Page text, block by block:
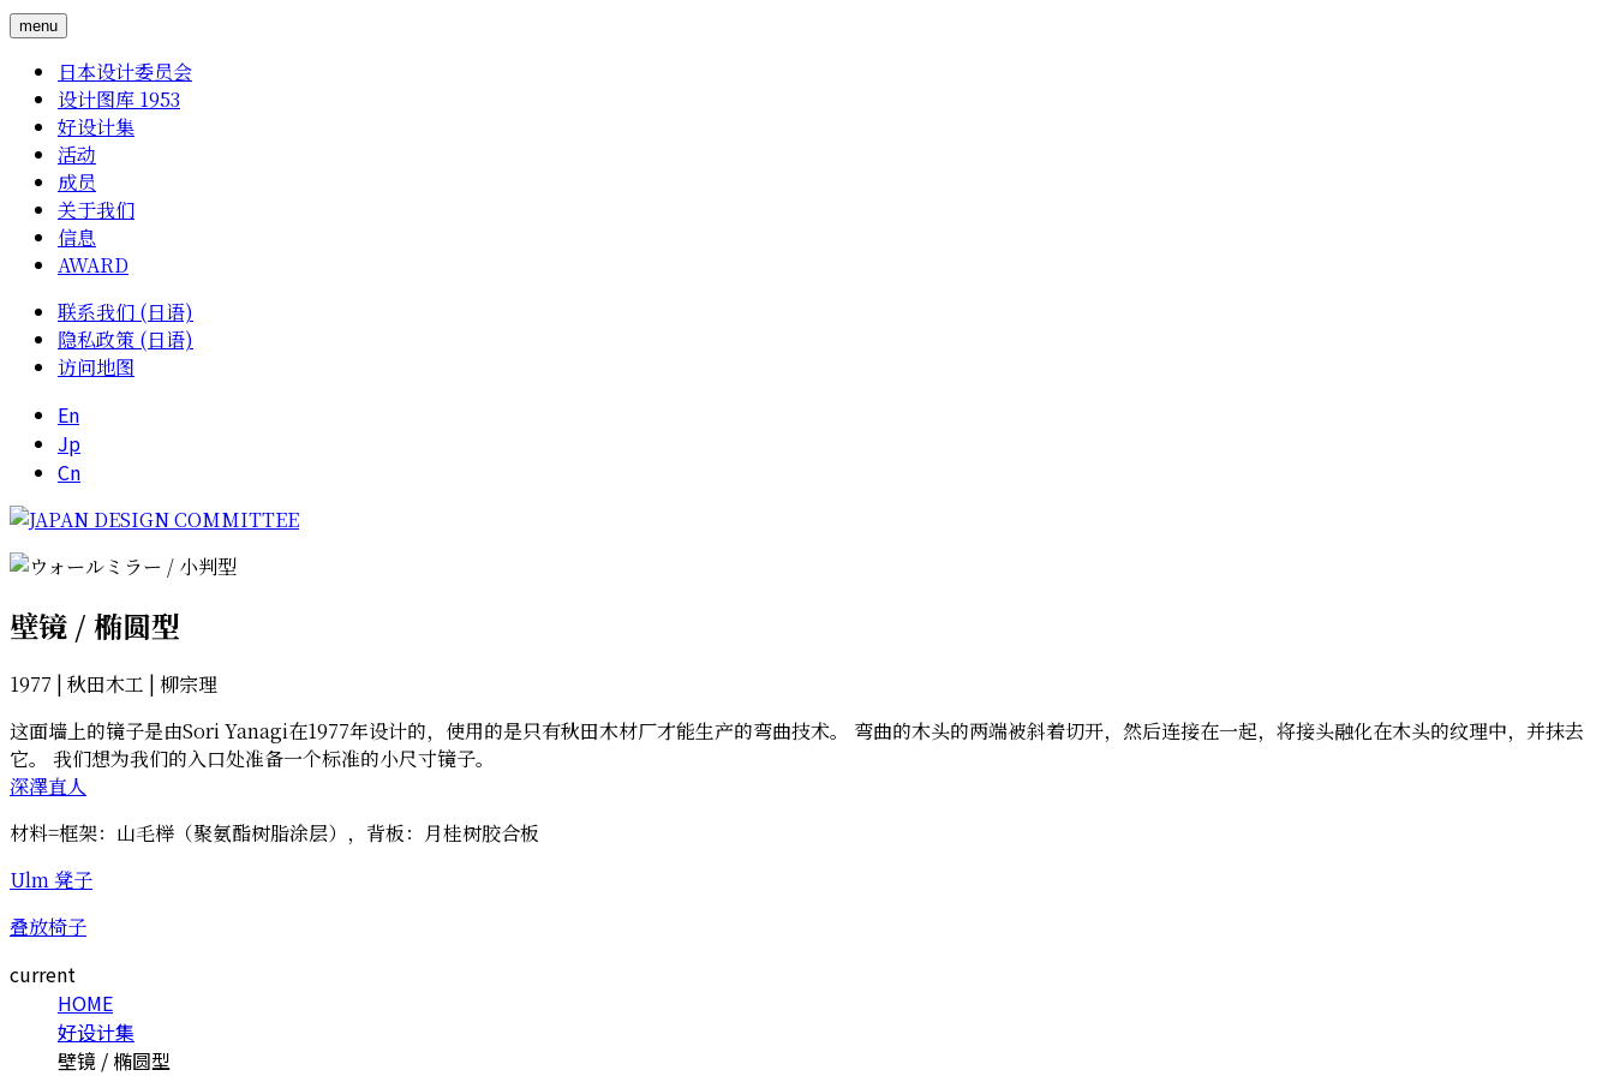
menu
日本设计委员会
设计图库 1953
好设计集
活动
成员
关于我们
信息
AWARD
联系我们 (日语)
隐私政策 (日语)
访问地图
En
Jp
Cn
壁镜 / 椭圆型
1977 | 秋田木工 | 柳宗理
这面墙上的镜子是由Sori Yanagi在1977年设计的，使用的是只有秋田木材厂才能生产的弯曲技术。 弯曲的木头的两端被斜着切开，然后连接在一起，将接头融化在木头的纹理中，并抹去
它。 我们想为我们的入口处准备一个标准的小尺寸镜子。
深澤直人
材料=框架：山毛榉（聚氨酯树脂涂层），背板：月桂树胶合板
Ulm 凳子
叠放椅子
current
HOME
好设计集
壁镜 / 椭圆型